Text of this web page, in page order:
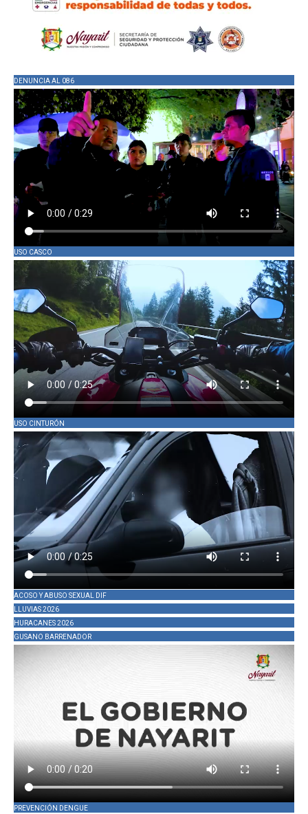
DENUNCIA AL 086
USO CASCO
USO CINTURÓN
ACOSO Y ABUSO SEXUAL DIF
LLUVIAS 2026
HURACANES 2026
GUSANO BARRENADOR
PREVENCIÓN DENGUE